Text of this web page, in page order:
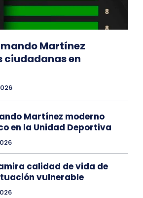
Martínez
ciudadanas en
Martínez moderno
en la Unidad Deportiva
calidad de vida de
vulnerable